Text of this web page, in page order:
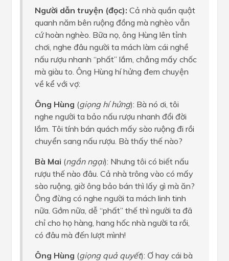
Người dẫn truyện (đọc): Cả nhà quần quật
quanh năm bên ruộng đồng mà nghèo vẫn
cứ hoàn nghèo. Bữa nọ, ông Hùng lên tỉnh
chơi, nghe đâu người ta mách làm cái nghề
nấu rượu nhanh “phất” lắm, chẳng mấy chốc
mà giàu to. Ông Hùng hí hửng đem chuyện
về kể với vợ:
Ông Hùng (giọng hí hửng): Bà nó ơi, tôi
nghe người ta bảo nấu rượu nhanh đổi đời
lắm. Tôi tính bán quách mấy sào ruộng đi rồi
chuyển sang nấu rượu. Bà thấy thế nào?
Bà Mai (ngần ngại): Nhưng tôi có biết nấu
rượu thế nào đâu. Cả nhà trông vào có mấy
sào ruộng, giờ ông bảo bán thì lấy gì mà ăn?
Ông đừng có nghe người ta mách linh tinh
nữa. Gớm nữa, dễ “phất” thế thì người ta đã
chỉ cho họ hàng, hang hốc nhà người ta rồi,
có đâu mà đến lượt mình!
Ông Hùng (giọng quả quyết): Ơ hay cái bà